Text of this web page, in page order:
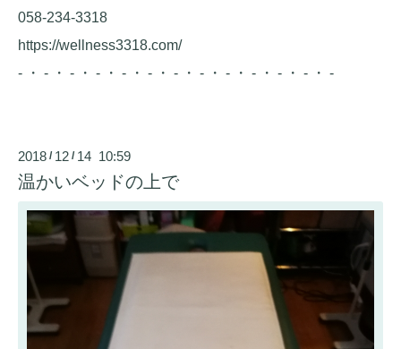
058-234-3318
https://wellness3318.com/
- ・ - ・ - ・ - ・ - ・ - ・ - ・ - ・ - ・ - ・ - ・ - ・ -
2018 / 12 / 14 10:59
温かいベッドの上で